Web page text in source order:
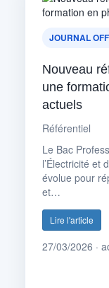
JOURNAL
Nouveau
une
actuels
Référentiel
Le Bac
l’Électricité et
évolue pour
et…
Lire l'article
27/03/2026 ·